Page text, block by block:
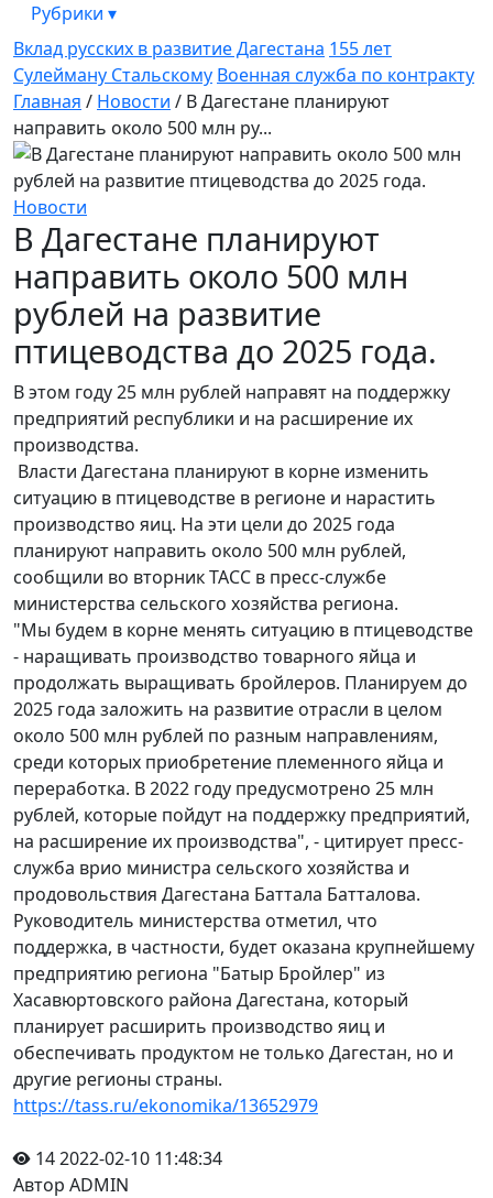
Рубрики ▾
Вклад русских в развитие Дагестана 155 лет
Сулейману Стальскому Военная служба по контракту
Главная / Новости / В Дагестане планируют
направить около 500 млн ру...
Новости
В Дагестане планируют
направить около 500 млн
рублей на развитие
птицеводства до 2025 года.
В этом году 25 млн рублей направят на поддержку
предприятий республики и на расширение их
производства.
Власти Дагестана планируют в корне изменить
ситуацию в птицеводстве в регионе и нарастить
производство яиц. На эти цели до 2025 года
планируют направить около 500 млн рублей,
сообщили во вторник ТАСС в пресс-службе
министерства сельского хозяйства региона.
"Мы будем в корне менять ситуацию в птицеводстве
- наращивать производство товарного яйца и
продолжать выращивать бройлеров. Планируем до
2025 года заложить на развитие отрасли в целом
около 500 млн рублей по разным направлениям,
среди которых приобретение племенного яйца и
переработка. В 2022 году предусмотрено 25 млн
рублей, которые пойдут на поддержку предприятий,
на расширение их производства", - цитирует пресс-
служба врио министра сельского хозяйства и
продовольствия Дагестана Баттала Батталова.
Руководитель министерства отметил, что
поддержка, в частности, будет оказана крупнейшему
предприятию региона "Батыр Бройлер" из
Хасавюртовского района Дагестана, который
планирует расширить производство яиц и
обеспечивать продуктом не только Дагестан, но и
другие регионы страны.
https://tass.ru/ekonomika/13652979
142022-02-10 11:48:34
Автор ADMIN